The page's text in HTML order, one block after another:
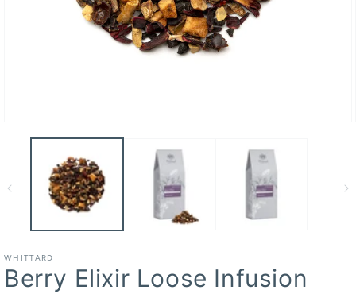
media
WHITTARD
Berry Elixir Loose Infusion